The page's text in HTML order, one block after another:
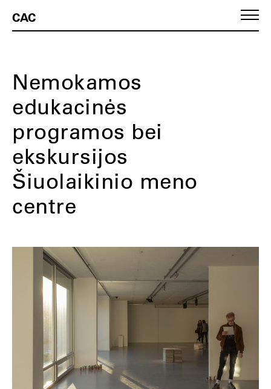
CAC
Nemokamos
edukacinės
programos bei
ekskursijos
Šiuolaikinio meno
centre